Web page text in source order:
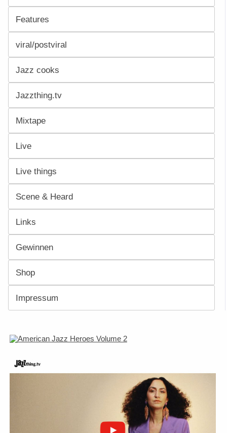
Features
viral/postviral
Jazz cooks
Jazzthing.tv
Mixtape
Live
Live things
Scene & Heard
Links
Gewinnen
Shop
Impressum